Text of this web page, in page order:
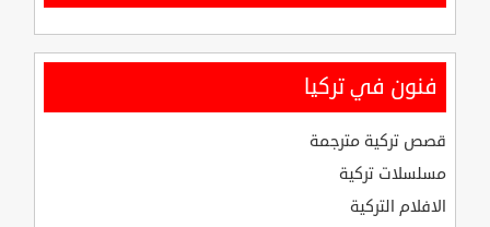
فنون في تركيا
قصص تركية مترجمة
مسلسلات تركية
الافلام التركية